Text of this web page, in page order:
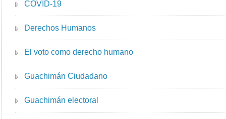
COVID-19
Derechos Humanos
El voto como derecho humano
Guachimán Ciudadano
Guachimán electoral